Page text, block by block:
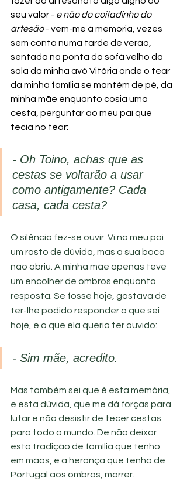
seu valor - e não do coitadinho do
artesão - vem-me à memória, vezes
sem conta numa tarde de verão,
sentada na ponta do sofá velho da
sala da minha avó Vitória onde o tear
da minha família se mantém de pé, da
minha mãe enquanto cosia uma
cesta, perguntar ao meu pai que
tecia no tear:
- Oh Toino, achas que as
cestas se voltarão a usar
como antigamente? Cada
casa, cada cesta?
O silêncio fez-se ouvir. Vi no meu pai
um rosto de dúvida, mas a sua boca
não abriu. A minha mãe apenas teve
um encolher de ombros enquanto
resposta. Se fosse hoje, gostava de
ter-lhe podido responder o que sei
hoje, e o que ela queria ter ouvido:
- Sim mãe, acredito.
Mas também sei que é esta memória,
e esta dúvida, que me dá forças para
lutar e não desistir de tecer cestas
para todo o mundo. De não deixar
esta tradição de família que tenho
em mãos, e a herança que tenho de
Portugal aos ombros, morrer.